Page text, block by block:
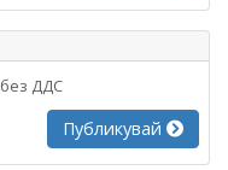
без ДДС
Публикувай